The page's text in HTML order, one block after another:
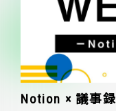
Notion × 議事